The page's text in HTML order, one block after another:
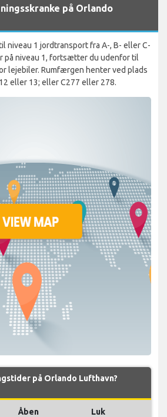
på Orlando
niveau 1 jordtransport fra A-, B- eller C-
på niveau 1, fortsætter du udenfor til
lejebiler. Rumfærgen henter ved plads
eller 13; eller C277 eller 278.
på Orlando Lufthavn?
Åben Luk